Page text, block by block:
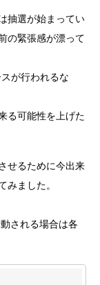
抽選が始まってい
の緊張感が漂って
が行われるな
る可能性を上げた
せるために今出来
ました。
される場合は各